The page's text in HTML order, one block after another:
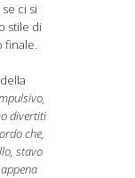
ci si
stile di
finale.
divertiti
che,
stavo